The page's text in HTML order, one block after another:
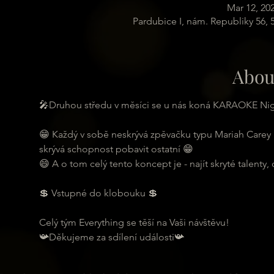
Mar 12,
Pardubice I, nám. Republiky 56,
🎤Druhou středu v měsíci se u nás koná KARAOKE
😁 Každý v sobě neskrývá zpěvačku typu Mariah
skrývá schopnost pobavit ostatní 😁
😄 A o tom celý tento koncept je - najít skryté
💲 Vstupné do klobouku 💲
Celý tým Everything se těší na Vaši návštěvu!
📯Děkujeme za sdílení události📯